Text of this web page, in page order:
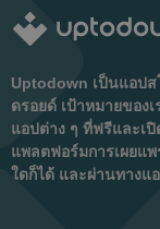
Uptodown เป็นแอป
ดรอยด์ เป้าหมายของ
แอปต่าง ๆ ที่ฟรีและเ
แพลตฟอร์มการเผยแ
ใดก็ได้ และผ่านทางแ